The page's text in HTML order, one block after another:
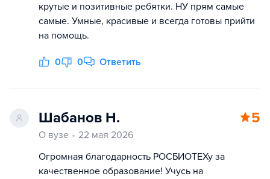
крутые и позитивные ребятки. НУ прям самые
самые. Умные, красивые и всегда готовы прийти
на помощь.
0 0 Ответить
Шабанов Н. 5
О вузе
22 мая 2026
Огромная благодарность РОСБИОТЕХу за
качественное образование! Учусь на